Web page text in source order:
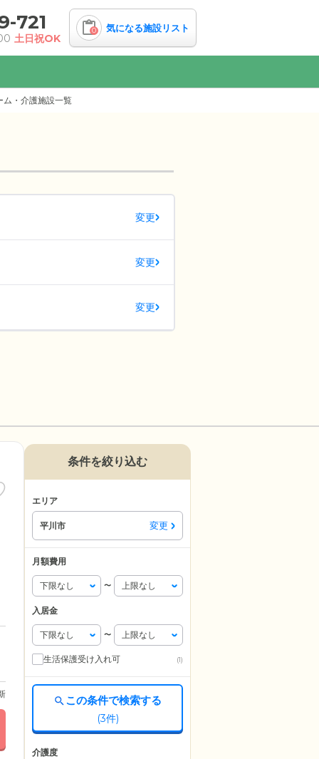
721
土日祝OK
0 気になる施設リスト
ム・介護施設一覧
変更
変更
変更
条件を絞り込む
エリア
平川市 変更
月額費用
〜
入居金
〜
生活保護受け入れ可 (1)
この条件で検索する
(3件)
介護度